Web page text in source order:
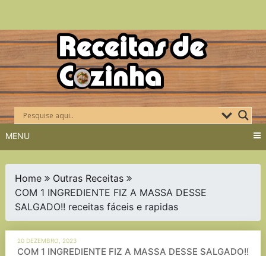
Skip
to
content
MENU
Home
Outras Receitas
COM 1 INGREDIENTE FIZ A MASSA DESSE
SALGADO!! receitas fáceis e rapidas
20 DEZEMBRO, 2023
COM 1 INGREDIENTE FIZ A MASSA DESSE SALGADO!!